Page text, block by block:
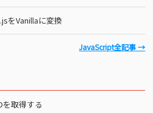
をVanillaに変換
JavaScript全記事 →
を取得する